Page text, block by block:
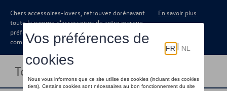
Chers accessoires-lovers, retrouvez dorénavant
toute la gamme d’accessoires de votre marque
préférée sous forme de catalogue à
commander auprès de votre concessionaire.
En savoir plus
Toggle navigation